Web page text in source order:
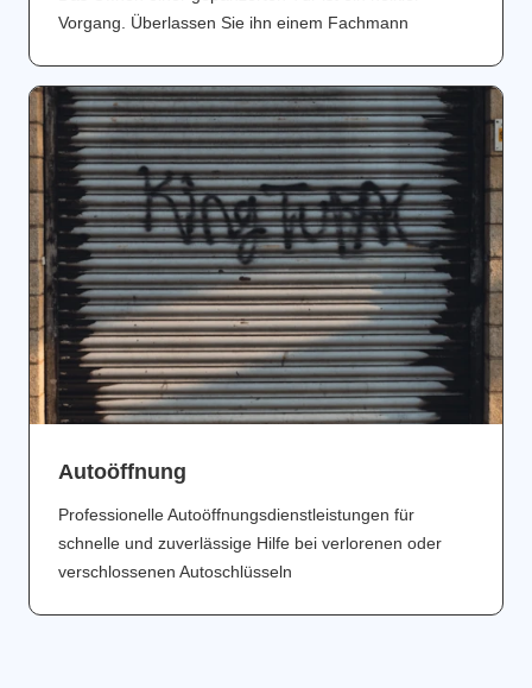
Vorgang. Überlassen Sie ihn einem Fachmann
Аutoöffnung
Professionelle Autoöffnungsdienstleistungen für
schnelle und zuverlässige Hilfe bei verlorenen oder
verschlossenen Autoschlüsseln